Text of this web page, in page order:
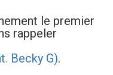
le premier
rappeler
Becky G).